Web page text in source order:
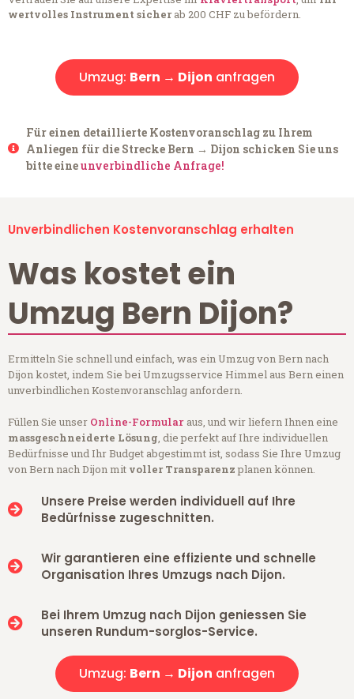
wertvolles Instrument sicherab 200 CHF zu befördern.
Umzug: Bern → Dijon anfragen
Für einen detaillierte Kostenvoranschlag zu Ihrem
Anliegen für die Strecke Bern → Dijon schicken Sie uns
bitte eineunverbindliche Anfrage!
Unverbindlichen Kostenvoranschlag erhalten
Was kostet ein
Umzug Bern Dijon?
Ermitteln Sie schnell und einfach, was ein Umzug von Bern nach
Dijon kostet, indem Sie bei Umzugsservice Himmel aus Bern einen
unverbindlichen Kostenvoranschlag anfordern.
Füllen Sie unser Online-Formular aus, und wir liefern Ihnen eine
massgeschneiderte Lösung, die perfekt auf Ihre individuellen
Bedürfnisse und Ihr Budget abgestimmt ist, sodass Sie Ihre Umzug
von Bern nach Dijon mit voller Transparenzplanen können.
Unsere Preise werden individuell auf Ihre
Bedürfnisse zugeschnitten.
Wir garantieren eine effiziente und schnelle
Organisation Ihres Umzugs nach Dijon.
Bei Ihrem Umzug nach Dijon geniessen Sie
unseren Rundum-sorglos-Service.
Umzug: Bern → Dijon anfragen